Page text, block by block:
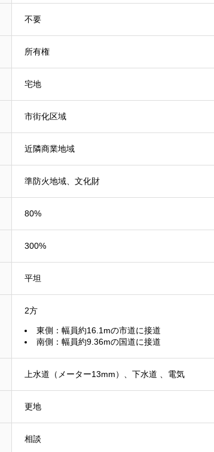
不要
所有権
宅地
市街化区域
近隣商業地域
準防火地域、文化財
80%
300%
平坦
2方
東側：幅員約16.1mの市道に接道
南側：幅員約9.36mの国道に接道
上水道（メーター13mm）、下水道 、電気
更地
相談